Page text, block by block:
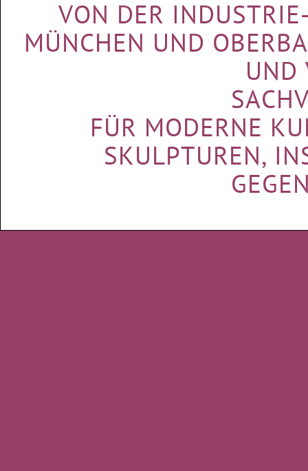
VON DER
MÜNCHEN UND
UND
FÜR MODERNE
SKULPTUREN,